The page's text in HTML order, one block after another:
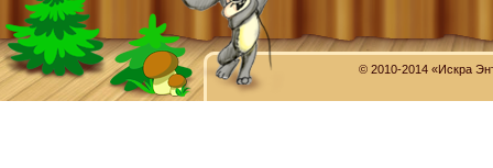
© 2010-2014 «Искра